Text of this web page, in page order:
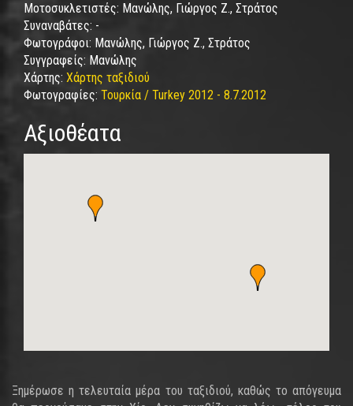
Μοτοσυκλετιστές: Μανώλης, Γιώργος Ζ., Στράτος
Συναναβάτες: -
Φωτογράφοι: Μανώλης, Γιώργος Ζ., Στράτος
Συγγραφείς: Μανώλης
Χάρτης: Χάρτης ταξιδιού
Φωτογραφίες: Τουρκία / Turkey 2012 - 8.7.2012
Αξιοθέατα
Ξημέρωσε η τελευταία μέρα του ταξιδιού, καθώς το απόγευμα